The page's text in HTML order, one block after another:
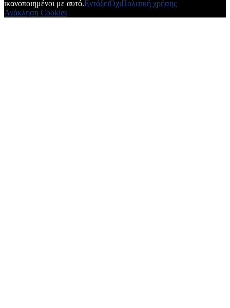
ικανοποιημένοι με αυτό.ΕντάξειΌχιΠολιτική χρήσης
Ανάκληση Cookies